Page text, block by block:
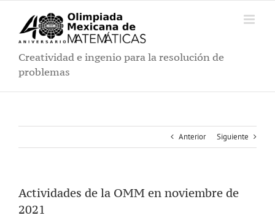
contenido
Creatividad e ingenio para la resolución de
problemas
Anterior Siguiente
Actividades de la OMM en noviembre de
2021